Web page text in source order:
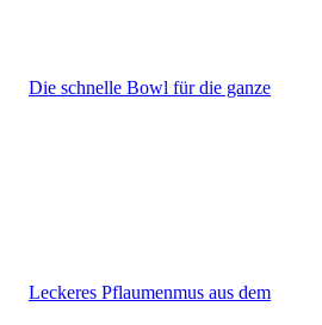
Die schnelle Bowl für die ganze
Leckeres Pflaumenmus aus dem